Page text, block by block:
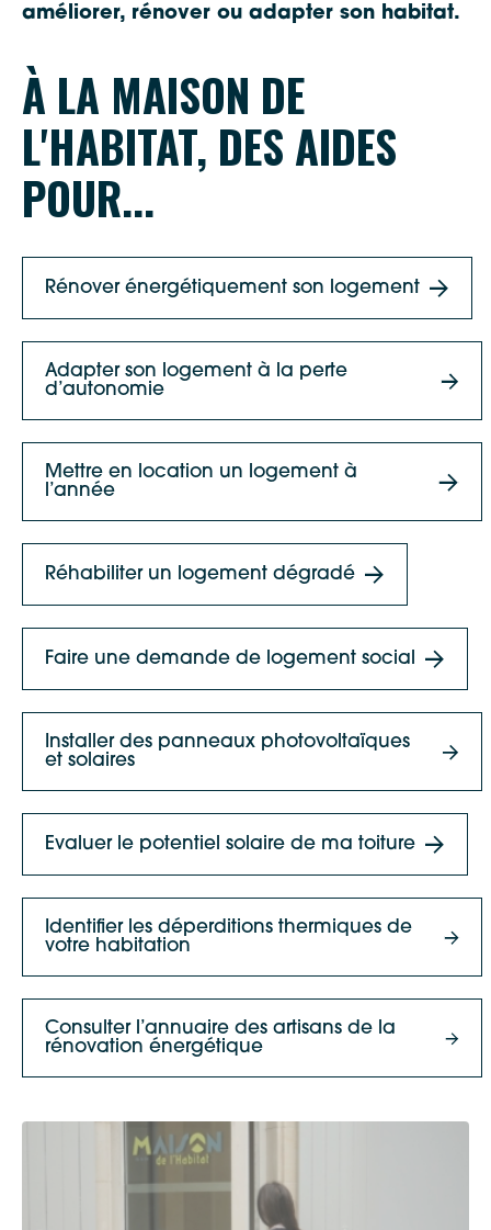
améliorer, rénover ou adapter son habitat.
À LA MAISON DE
L'HABITAT, DES AIDES
POUR...
Rénover énergétiquement son logement
Adapter son logement à la perte
d’autonomie
Mettre en location un logement à
l’année
Réhabiliter un logement dégradé
Faire une demande de logement social
Installer des panneaux photovoltaïques
et solaires
Evaluer le potentiel solaire de ma toiture
Identifier les déperditions thermiques de
votre habitation
Consulter l’annuaire des artisans de la
rénovation énergétique